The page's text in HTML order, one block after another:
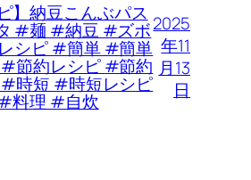
】納豆こんぶパス
#麺 #納豆 #ズボ
シピ #簡単 #簡単
節約レシピ #節約
時短 #時短レシピ
料理 #自炊
2025
年11
月13
日